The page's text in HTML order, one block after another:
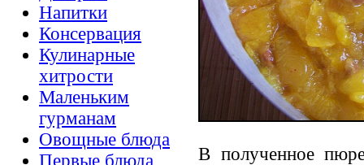
Напитки
Консервация
Кулинарные
хитрости
Маленьким
гурманам
Овощные блюда
Первые блюда
В полученное